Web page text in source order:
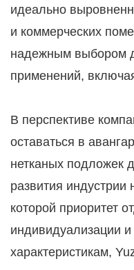
идеально
и коммерческих
надежным выбором
применений,
В перспективе
оставаться в
нетканых подложек
развития
которой приоритет
индивидуализации
характеристикам,